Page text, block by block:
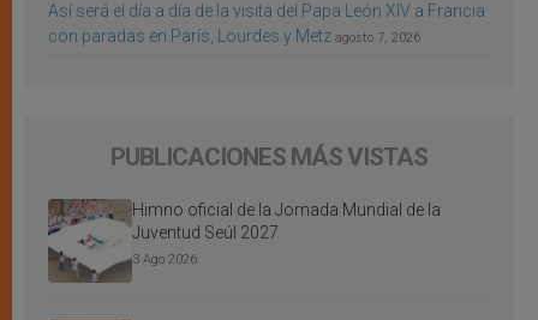
Así será el día a día de la visita del Papa León XIV a Francia
con paradas en París, Lourdes y Metz agosto 7, 2026
PUBLICACIONES MÁS VISTAS
Himno oficial de la Jornada Mundial de la
Juventud Seúl 2027
3 Ago 2026